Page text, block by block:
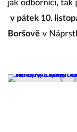
Pehezaměřují na
i médií. O své
Boršověv